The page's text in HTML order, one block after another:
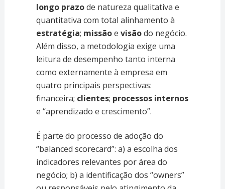
longo prazode natureza qualitativa e
quantitativa com total alinhamento à
estratégia; missãoe visãodo negócio.
Além disso, a metodologia exige uma
leitura de desempenho tanto interna
como externamente à empresa em
quatro principais perspectivas:
financeira; clientes; processos internos
e “aprendizado e crescimento”.
É parte do processo de adoção do
“balanced scorecard”: a) a escolha dos
indicadores relevantes por área do
negócio; b) a identificação dos “owners”